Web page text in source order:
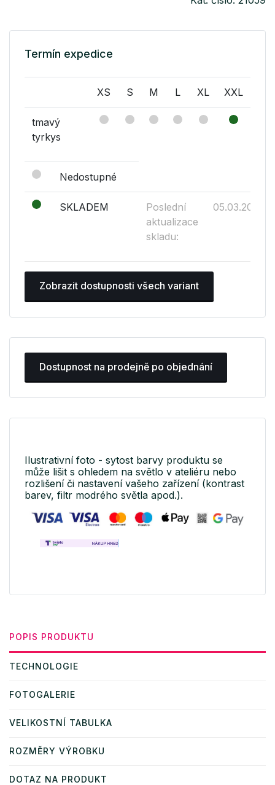
Termín expedice
XS S M L XL XXL
tmavý
tyrkys
Nedostupné
SKLADEM
Poslední
aktualizace
skladu:
05.03.2019
Zobrazit dostupnosti všech variant
Dostupnost na prodejně po objednání
Ilustrativní foto - sytost barvy produktu se
může lišit s ohledem na světlo v ateliéru nebo
rozlišení či nastavení vašeho zařízení (kontrast
barev, filtr modrého světla apod.).
POPIS PRODUKTU
TECHNOLOGIE
FOTOGALERIE
VELIKOSTNÍ TABULKA
ROZMĚRY VÝROBKU
DOTAZ NA PRODUKT